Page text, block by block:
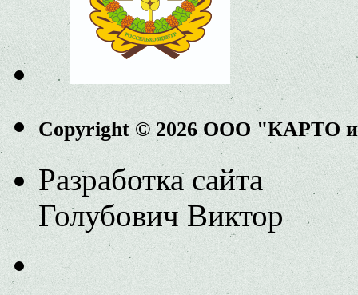
Copyright © 2026 ООО "КАРТО
Разработка сайта
Голубович Виктор